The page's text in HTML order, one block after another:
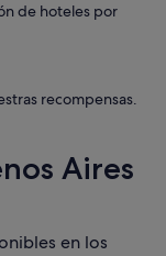
de hoteles por
recompensas.
Aires
en los